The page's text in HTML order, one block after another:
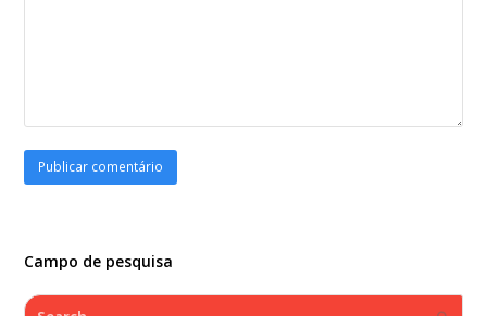
Campo de pesquisa
Search